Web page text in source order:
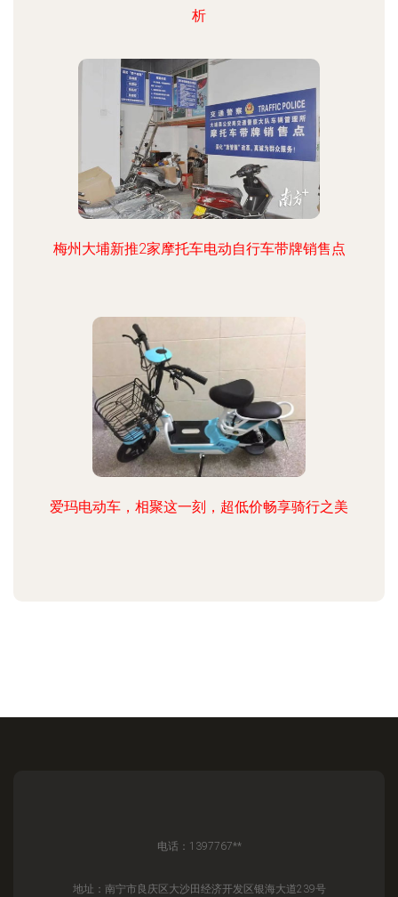
析
梅州大埔新推2家摩托车电动自行车带牌销售点
爱玛电动车，相聚这一刻，超低价畅享骑行之美
电话：1397767**
地址：南宁市良庆区大沙田经济开发区银海大道239号